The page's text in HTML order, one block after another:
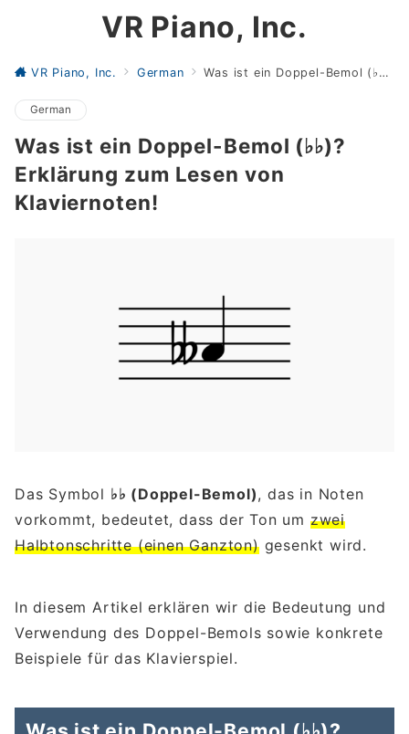
VR Piano, Inc.
VR Piano, Inc. German Was ist ein Doppel-Bemol (♭♭)? Erklärung zum Lesen von Klaviernoten!
German
Was ist ein Doppel-Bemol (♭♭)?
Erklärung zum Lesen von
Klaviernoten!
Das Symbol ♭♭ (Doppel-Bemol), das in Noten
vorkommt, bedeutet, dass der Ton um zwei
Halbtonschritte (einen Ganzton)gesenkt wird.
In diesem Artikel erklären wir die Bedeutung und
Verwendung des Doppel-Bemols sowie konkrete
Beispiele für das Klavierspiel.